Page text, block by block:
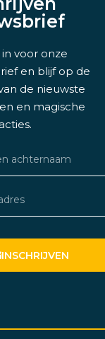
in voor onze
en blijf op de
de nieuwste
en magische
INSCHRIJVEN